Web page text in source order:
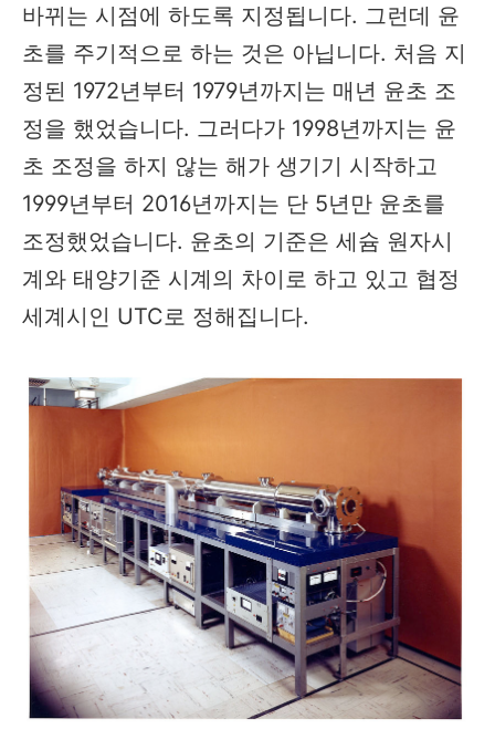
바뀌는 시점에 하도록 지정됩니다. 그런데 윤
초를 주기적으로 하는 것은 아닙니다. 처음 지
정된 1972년부터 1979년까지는 매년 윤초 조
정을 했었습니다. 그러다가 1998년까지는 윤
초 조정을 하지 않는 해가 생기기 시작하고
1999년부터 2016년까지는 단 5년만 윤초를
조정했었습니다. 윤초의 기준은 세슘 원자시
계와 태양기준 시계의 차이로 하고 있고 협정
세계시인 UTC로 정해집니다.